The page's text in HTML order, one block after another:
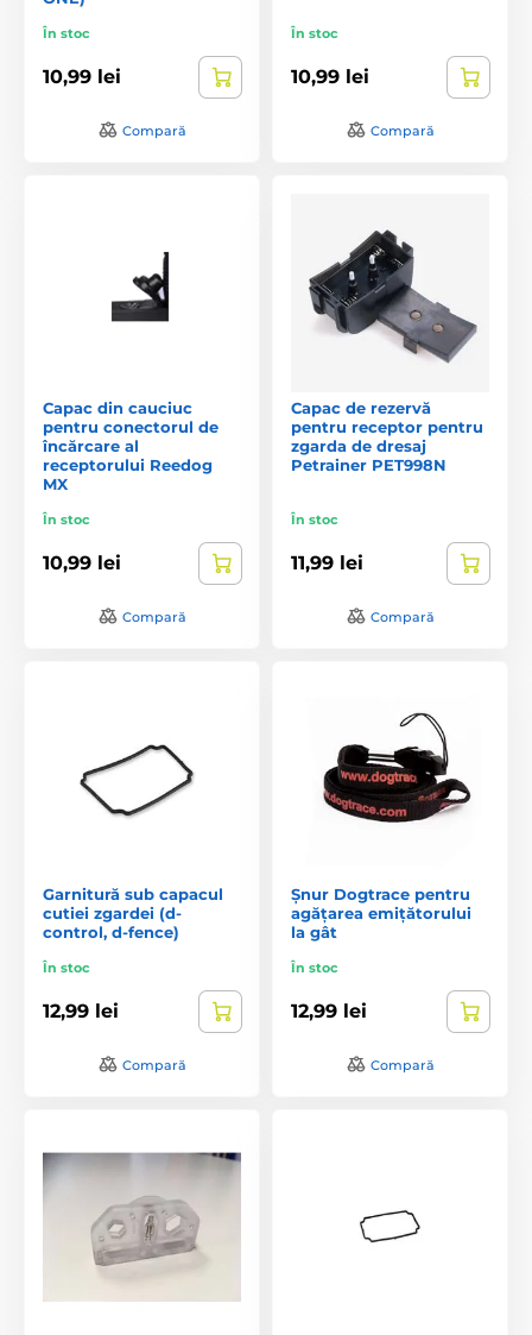
În stoc
10,99 lei
Compară
În stoc
10,99 lei
Compară
Capac din cauciuc
pentru conectorul de
încărcare al
receptorului Reedog
MX
În stoc
10,99 lei
Compară
Capac de rezervă
pentru receptor pentru
zgarda de dresaj
Petrainer PET998N
În stoc
11,99 lei
Compară
Garnitură sub capacul
cutiei zgardei (d-
control, d-fence)
În stoc
12,99 lei
Compară
Șnur Dogtrace pentru
agățarea emițătorului
la gât
În stoc
12,99 lei
Compară